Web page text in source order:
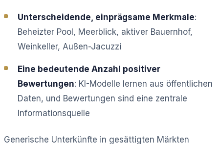
Unterscheidende, einprägsame Merkmale:
Beheizter Pool, Meerblick, aktiver Bauernhof,
Weinkeller, Außen-Jacuzzi
Eine bedeutende Anzahl positiver
Bewertungen: KI-Modelle lernen aus öffentlichen
Daten, und Bewertungen sind eine zentrale
Informationsquelle
Generische Unterkünfte in gesättigten Märkten